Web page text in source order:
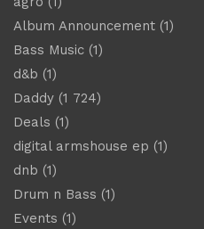
Album Announcement (1)
Bass Music (1)
d&b (1)
Daddy (1 724)
Deals (1)
digital armshouse ep (1)
dnb (1)
Drum n Bass (1)
Events (1)